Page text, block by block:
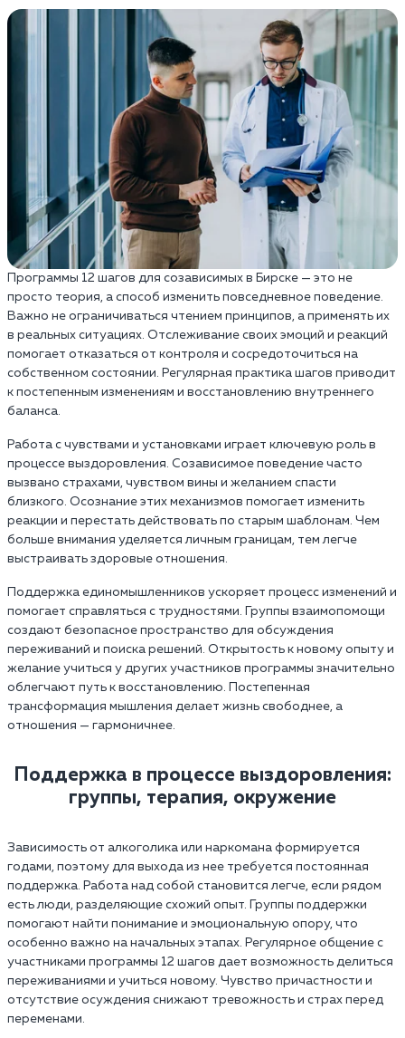
Программы 12 шагов для созависимых в Бирске — это не
просто теория, а способ изменить повседневное поведение.
Важно не ограничиваться чтением принципов, а применять их
в реальных ситуациях. Отслеживание своих эмоций и реакций
помогает отказаться от контроля и сосредоточиться на
собственном состоянии. Регулярная практика шагов приводит
к постепенным изменениям и восстановлению внутреннего
баланса.
Работа с чувствами и установками играет ключевую роль в
процессе выздоровления. Созависимое поведение часто
вызвано страхами, чувством вины и желанием спасти
близкого. Осознание этих механизмов помогает изменить
реакции и перестать действовать по старым шаблонам. Чем
больше внимания уделяется личным границам, тем легче
выстраивать здоровые отношения.
Поддержка единомышленников ускоряет процесс изменений и
помогает справляться с трудностями. Группы взаимопомощи
создают безопасное пространство для обсуждения
переживаний и поиска решений. Открытость к новому опыту и
желание учиться у других участников программы значительно
облегчают путь к восстановлению. Постепенная
трансформация мышления делает жизнь свободнее, а
отношения — гармоничнее.
Поддержка в процессе выздоровления:
группы, терапия, окружение
Зависимость от алкоголика или наркомана формируется
годами, поэтому для выхода из нее требуется постоянная
поддержка. Работа над собой становится легче, если рядом
есть люди, разделяющие схожий опыт. Группы поддержки
помогают найти понимание и эмоциональную опору, что
особенно важно на начальных этапах. Регулярное общение с
участниками программы 12 шагов дает возможность делиться
переживаниями и учиться новому. Чувство причастности и
отсутствие осуждения снижают тревожность и страх перед
переменами.